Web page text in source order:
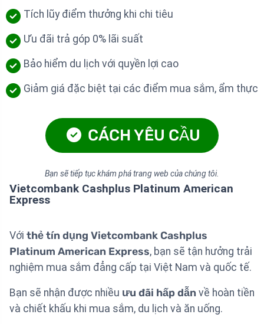
Tích lũy điểm thưởng khi chi tiêu
Ưu đãi trả góp 0% lãi suất
Bảo hiểm du lịch với quyền lợi cao
Giảm giá đặc biệt tại các điểm mua sắm, ẩm thực
CÁCH YÊU CẦU
Bạn sẽ tiếp tục khám phá trang web của chúng tôi.
Vietcombank Cashplus Platinum American
Express
Với thẻ tín dụng Vietcombank Cashplus
Platinum American Express, bạn sẽ tận hưởng trải
nghiệm mua sắm đẳng cấp tại Việt Nam và quốc tế.
Bạn sẽ nhận được nhiều ưu đãi hấp dẫn về hoàn tiền
và chiết khấu khi mua sắm, du lịch và ăn uống.